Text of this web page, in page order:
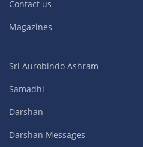
Contact us
Magazines
Sri Aurobindo Ashram
Samadhi
Darshan
Darshan Messages